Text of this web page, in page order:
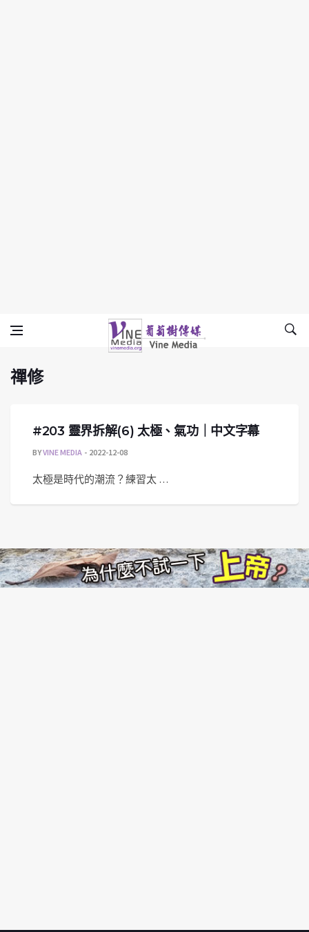
禪修
Vine Media
葡萄樹傳媒
禪修
#203 靈界拆解(6) 太極、氣功｜中文字幕
BYVINE MEDIA 2022-12-08
太極是時代的潮流？練習太 …